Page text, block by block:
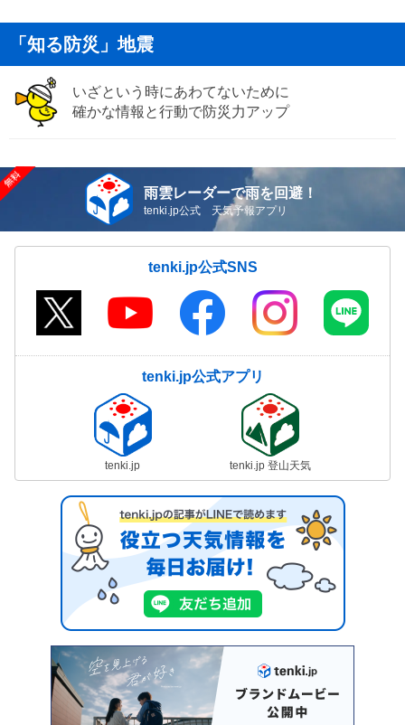
「知る防災」地震
いざという時にあわてないために
確かな情報と行動で防災力アップ
雨雲レーダーで雨を回避！
tenki.jp公式 天気予報アプリ
tenki.jp公式SNS
tenki.jp公式アプリ
tenki.jp tenki.jp 登山天気